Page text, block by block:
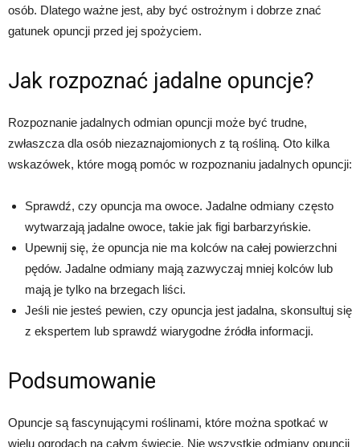
osób. Dlatego ważne jest, aby być ostrożnym i dobrze znać
gatunek opuncji przed jej spożyciem.
Jak rozpoznać jadalne opuncje?
Rozpoznanie jadalnych odmian opuncji może być trudne,
zwłaszcza dla osób niezaznajomionych z tą rośliną. Oto kilka
wskazówek, które mogą pomóc w rozpoznaniu jadalnych opuncji:
Sprawdź, czy opuncja ma owoce. Jadalne odmiany często
wytwarzają jadalne owoce, takie jak figi barbarzyńskie.
Upewnij się, że opuncja nie ma kolców na całej powierzchni
pędów. Jadalne odmiany mają zazwyczaj mniej kolców lub
mają je tylko na brzegach liści.
Jeśli nie jesteś pewien, czy opuncja jest jadalna, skonsultuj się
z ekspertem lub sprawdź wiarygodne źródła informacji.
Podsumowanie
Opuncje są fascynującymi roślinami, które można spotkać w
wielu ogrodach na całym świecie. Nie wszystkie odmiany opuncji